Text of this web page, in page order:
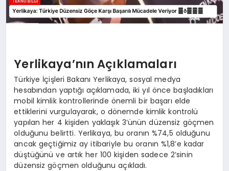
Yerlikaya’nın Açıklamaları
Türkiye İçişleri Bakanı Yerlikaya, sosyal medya
hesabından yaptığı açıklamada, iki yıl önce başladıkları
mobil kimlik kontrollerinde önemli bir başarı elde
ettiklerini vurgulayarak, o dönemde kimlik kontrolü
yapılan her 4 kişiden yaklaşık 3’ünün düzensiz göçmen
olduğunu belirtti. Yerlikaya, bu oranın %74,5 olduğunu
ancak geçtiğimiz ay itibariyle bu oranın %1,8’e kadar
düştüğünü ve artık her 100 kişiden sadece 2’sinin
düzensiz göçmen olduğunu açıkladı.